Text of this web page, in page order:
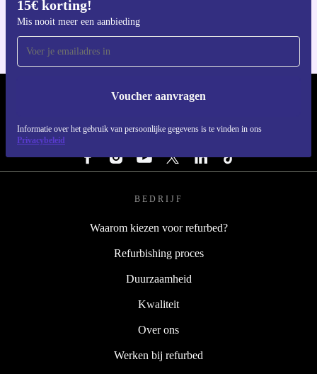
15€ korting!
Mis nooit meer een aanbieding
Voucher aanvragen
Informatie over het gebruik van persoonlijke gegevens is te vinden in ons
Privacybeleid
REFURBED NEDERLAND - RETHINK NEW.
VOLG ONS
BEDRIJF
Waarom kiezen voor refurbed?
Refurbishing proces
Duurzaamheid
Kwaliteit
Over ons
Werken bij refurbed